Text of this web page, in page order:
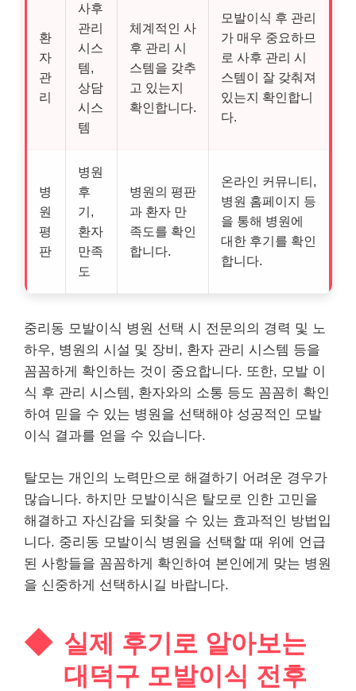
환
자
관
리
사후
관리
시스
템,
상담
시스
템
체계적인 사
후 관리 시
스템을 갖추
고 있는지
확인합니다.
모발이식 후 관리
가 매우 중요하므
로 사후 관리 시
스템이 잘 갖춰져
있는지 확인합니
다.
병
원
평
판
병원
후
기,
환자
만족
도
병원의 평판
과 환자 만
족도를 확인
합니다.
온라인 커뮤니티,
병원 홈페이지 등
을 통해 병원에
대한 후기를 확인
합니다.
중리동 모발이식 병원 선택 시 전문의의 경력 및 노
하우, 병원의 시설 및 장비, 환자 관리 시스템 등을
꼼꼼하게 확인하는 것이 중요합니다. 또한, 모발 이
식 후 관리 시스템, 환자와의 소통 등도 꼼꼼히 확인
하여 믿을 수 있는 병원을 선택해야 성공적인 모발
이식 결과를 얻을 수 있습니다.
탈모는 개인의 노력만으로 해결하기 어려운 경우가
많습니다. 하지만 모발이식은 탈모로 인한 고민을
해결하고 자신감을 되찾을 수 있는 효과적인 방법입
니다. 중리동 모발이식 병원을 선택할 때 위에 언급
된 사항들을 꼼꼼하게 확인하여 본인에게 맞는 병원
을 신중하게 선택하시길 바랍니다.
실제 후기로 알아보는
대덕구 모발이식 전후